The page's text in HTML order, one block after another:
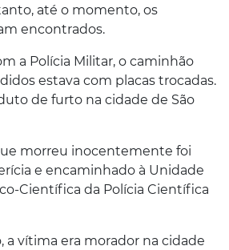
até o momento, os
encontrados.
a Polícia Militar, o caminhão
estava com placas trocadas.
de furto na cidade de São
morreu inocentemente foi
e encaminhado à Unidade
Científica da Polícia Científica
a vítima era morador na cidade